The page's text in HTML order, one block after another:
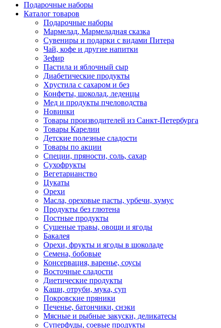
Подарочные наборы
Каталог товаров
Подарочные наборы
Мармелад, Мармеладная сказка
Сувениры и подарки с видами Питера
Чай, кофе и другие напитки
Зефир
Пастила и яблочный сыр
Диабетические продукты
Хрустила с сахаром и без
Конфеты, шоколад, леденцы
Мед и продукты пчеловодства
Новинки
Товары производителей из Санкт-Петербурга
Товары Карелии
Детские полезные сладости
Товары по акции
Специи, пряности, соль, сахар
Сухофрукты
Вегетарианство
Цукаты
Орехи
Масла, ореховые пасты, урбечи, хумус
Продукты без глютена
Постные продукты
Сушеные травы, овощи и ягоды
Бакалея
Орехи, фрукты и ягоды в шоколаде
Семена, бобовые
Консервация, варенье, соусы
Восточные сладости
Диетические продукты
Каши, отруби, мука, суп
Покровские пряники
Печенье, батончики, снэки
Мясные и рыбные закуски, деликатесы
Суперфуды, соевые продукты